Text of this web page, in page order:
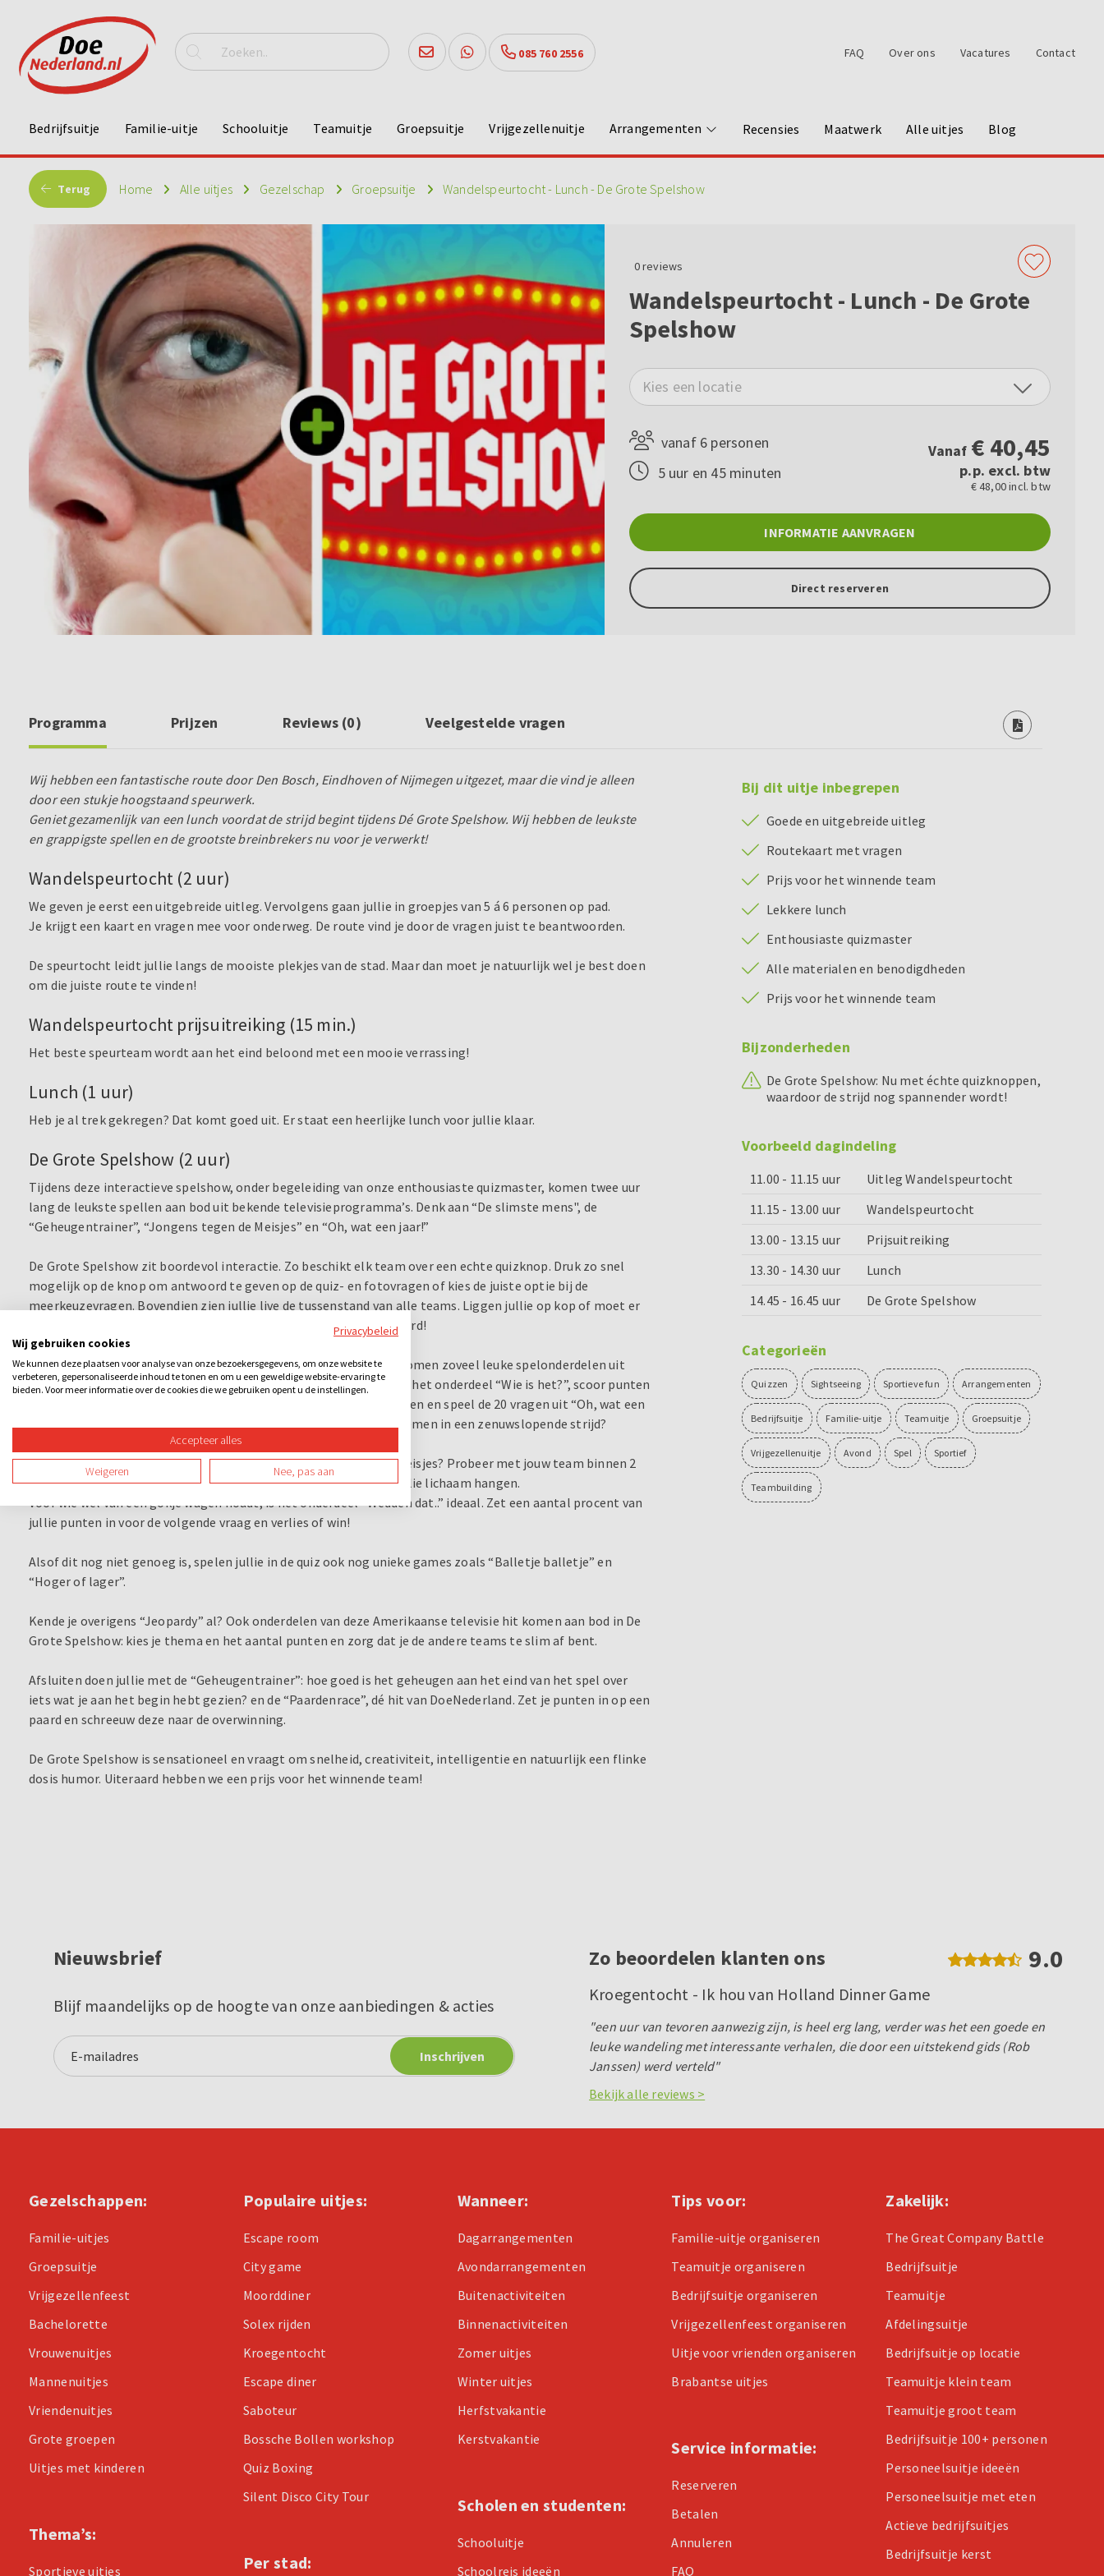
085 760 2556 FAQ Over ons Vacatures Contact
Bedrijfsuitje Familie-uitje Schooluitje Teamuitje Groepsuitje Vrijgezellenuitje Arrangementen Recensies Maatwerk Alle uitjes Blog
Terug Home Alle uitjes Gezelschap Groepsuitje Wandelspeurtocht - Lunch - De Grote Spelshow
0reviews
Wandelspeurtocht - Lunch - De Grote
Spelshow
Kies een locatie
vanaf 6 personen
5 uur en 45 minuten
Vanaf € 40,45
p.p. excl. btw
€ 48,00 incl. btw
INFORMATIE AANVRAGEN
Direct reserveren
Programma Prijzen Reviews (0) Veelgestelde vragen
Wij hebben een fantastische route door Den Bosch, Eindhoven of Nijmegen uitgezet, maar die vind je alleen
door een stukje hoogstaand speurwerk.
Geniet gezamenlijk van een lunch voordat de strijd begint tijdens Dé Grote Spelshow. Wij hebben de leukste
en grappigste spellen en de grootste breinbrekers nu voor je verwerkt!
Wandelspeurtocht (2 uur)
We geven je eerst een uitgebreide uitleg. Vervolgens gaan jullie in groepjes van 5 á 6 personen op pad.
Je krijgt een kaart en vragen mee voor onderweg. De route vind je door de vragen juist te beantwoorden.
De speurtocht leidt jullie langs de mooiste plekjes van de stad. Maar dan moet je natuurlijk wel je best doen
om die juiste route te vinden!
Wandelspeurtocht prijsuitreiking (15 min.)
Het beste speurteam wordt aan het eind beloond met een mooie verrassing!
Lunch (1 uur)
Heb je al trek gekregen? Dat komt goed uit. Er staat een heerlijke lunch voor jullie klaar.
De Grote Spelshow (2 uur)
Tijdens deze interactieve spelshow, onder begeleiding van onze enthousiaste quizmaster, komen twee uur
lang de leukste spellen aan bod uit bekende televisieprogramma’s. Denk aan “De slimste mens", de
“Geheugentrainer”, “Jongens tegen de Meisjes” en “Oh, wat een jaar!”
De Grote Spelshow zit boordevol interactie. Zo beschikt elk team over een echte quizknop. Druk zo snel
mogelijk op de knop om antwoord te geven op de quiz- en fotovragen of kies de juiste optie bij de
meerkeuzevragen. Bovendien zien jullie live de tussenstand van alle teams. Liggen jullie op kop of moet er
nog een tandje bij? Sla op de knop en geef direct het juiste antwoord!
Eigenlijk is twee uur bijna te kort voor De Grote Spelshow. Jullie komen zoveel leuke spelonderdelen uit
verschillende televisieprogramma’s tegen! Ga de strijd aan tijdens het onderdeel “Wie is het?”, scoor punten
bij het “Rad van Fortuin”, voorspel hoe de getoonde filmpjes aflopen en speel de 20 vragen uit “Oh, wat een
jaar!” Onthoud jij alle 20 antwoorden en kun je deze ook nog benoemen in een zenuwslopende strijd?
En kennen jullie het hilarische letterspel van Jongens tegen de Meisjes? Probeer met jouw team binnen 2
minuten zoveel mogelijk woorden te maken met letters die op jullie lichaam hangen.
Voor wie wel van een gokje wagen houdt, is het onderdeel “Wedden dat..” ideaal. Zet een aantal procent van
jullie punten in voor de volgende vraag en verlies of win!
Alsof dit nog niet genoeg is, spelen jullie in de quiz ook nog unieke games zoals “Balletje balletje” en
“Hoger of lager”.
Kende je overigens “Jeopardy” al? Ook onderdelen van deze Amerikaanse televisie hit komen aan bod in De
Grote Spelshow: kies je thema en het aantal punten en zorg dat je de andere teams te slim af bent.
Afsluiten doen jullie met de “Geheugentrainer”: hoe goed is het geheugen aan het eind van het spel over
iets wat je aan het begin hebt gezien? en de “Paardenrace”, dé hit van DoeNederland. Zet je punten in op een
paard en schreeuw deze naar de overwinning.
De Grote Spelshow is sensationeel en vraagt om snelheid, creativiteit, intelligentie en natuurlijk een flinke
dosis humor. Uiteraard hebben we een prijs voor het winnende team!
Bij dit uitje inbegrepen
Goede en uitgebreide uitleg
Routekaart met vragen
Prijs voor het winnende team
Lekkere lunch
Enthousiaste quizmaster
Alle materialen en benodigdheden
Prijs voor het winnende team
Bijzonderheden
De Grote Spelshow: Nu met échte quizknoppen,
waardoor de strijd nog spannender wordt!
Voorbeeld dagindeling
11.00 - 11.15 uur
Uitleg Wandelspeurtocht
11.15 - 13.00 uur
Wandelspeurtocht
13.00 - 13.15 uur
Prijsuitreiking
13.30 - 14.30 uur
Lunch
14.45 - 16.45 uur
De Grote Spelshow
Categorieën
Quizzen Sightseeing Sportieve fun Arrangementen
Bedrijfsuitje Familie-uitje Teamuitje Groepsuitje
Vrijgezellenuitje Avond Spel Sportief
Teambuilding
Nieuwsbrief
Blijf maandelijks op de hoogte van onze aanbiedingen & acties
Zo beoordelen klanten ons 9.0
Kroegentocht - Ik hou van Holland Dinner Game
"een uur van tevoren aanwezig zijn, is heel erg lang, verder was het een goede en
leuke wandeling met interessante verhalen, die door een uitstekend gids (Rob
Janssen) werd verteld"
Bekijk alle reviews >
Gezelschappen:
Familie-uitjes
Groepsuitje
Vrijgezellenfeest
Bachelorette
Vrouwenuitjes
Mannenuitjes
Vriendenuitjes
Grote groepen
Uitjes met kinderen
Thema’s:
Sportieve uitjes
Populaire uitjes:
Escape room
City game
Moorddiner
Solex rijden
Kroegentocht
Escape diner
Saboteur
Bossche Bollen workshop
Quiz Boxing
Silent Disco City Tour
Per stad:
Wanneer:
Dagarrangementen
Avondarrangementen
Buitenactiviteiten
Binnenactiviteiten
Zomer uitjes
Winter uitjes
Herfstvakantie
Kerstvakantie
Scholen en studenten:
Schooluitje
Schoolreis ideeën
Tips voor:
Familie-uitje organiseren
Teamuitje organiseren
Bedrijfsuitje organiseren
Vrijgezellenfeest organiseren
Uitje voor vrienden organiseren
Brabantse uitjes
Service informatie:
Reserveren
Betalen
Annuleren
FAQ
Zakelijk:
The Great Company Battle
Bedrijfsuitje
Teamuitje
Afdelingsuitje
Bedrijfsuitje op locatie
Teamuitje klein team
Teamuitje groot team
Bedrijfsuitje 100+ personen
Personeelsuitje ideeën
Personeelsuitje met eten
Actieve bedrijfsuitjes
Bedrijfsuitje kerst
Privacybeleid
Wij gebruiken cookies
We kunnen deze plaatsen voor analyse van onze bezoekersgegevens, om onze website te
verbeteren, gepersonaliseerde inhoud te tonen en om u een geweldige website-ervaring te
bieden. Voor meer informatie over de cookies die we gebruiken opent u de instellingen.
Accepteer alles
Weigeren Nee, pas aan